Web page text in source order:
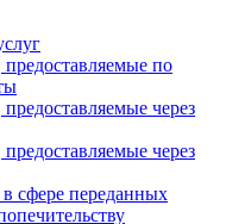
по
через
через
сфере переданных